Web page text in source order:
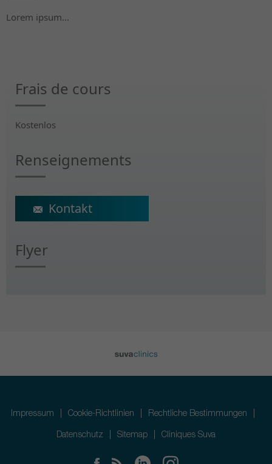
Lorem ipsum...
Frais de cours
Kostenlos
Renseignements
ecs@crr-suva.ch
Flyer
Impressum Cookie-Richtlinien Rechtliche Bestimmungen
Datenschutz Sitemap Cliniques Suva